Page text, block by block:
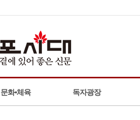
문화•체육 독자광장